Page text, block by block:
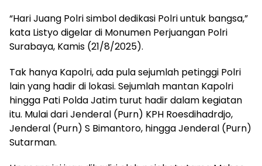
“Hari Juang Polri simbol dedikasi Polri untuk bangsa,”
kata Listyo digelar di Monumen Perjuangan Polri
Surabaya, Kamis (21/8/2025).
Tak hanya Kapolri, ada pula sejumlah petinggi Polri
lain yang hadir di lokasi. Sejumlah mantan Kapolri
hingga Pati Polda Jatim turut hadir dalam kegiatan
itu. Mulai dari Jenderal (Purn) KPH Roesdihadrdjo,
Jenderal (Purn) S Bimantoro, hingga Jenderal (Purn)
Sutarman.